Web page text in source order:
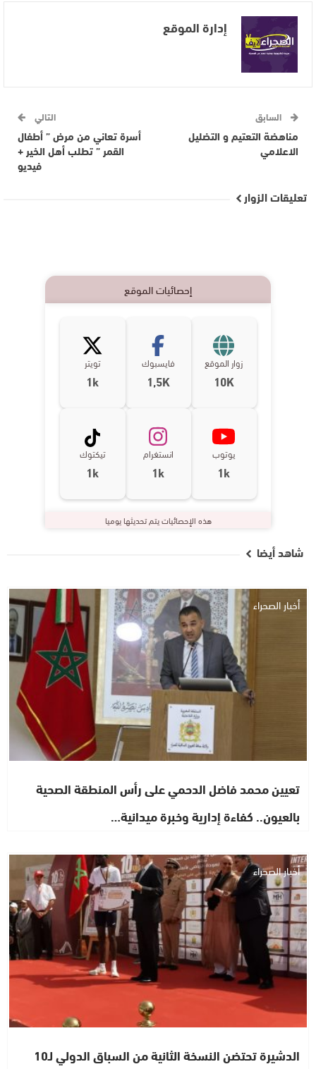
إدارة الموقع
السابق
مناهضة التعتيم و التضليل
الاعلامي
التالي
أسرة تعاني من مرض ” أطفال
القمر ” تطلب أهل الخير +
فيديو
تعليقات الزوار
إحصائيات الموقع
زوار الموقع
10K
فايسبوك
1,5K
تويتر
1k
يوتوب
1k
انستغرام
1k
تيكتوك
1k
هذه الإحصائيات يتم تحديثها يوميا
شاهد أيضا
أخبار الصحراء
تعيين محمد فاضل الدحمي على رأس المنطقة الصحية
بالعيون.. كفاءة إدارية وخبرة ميدانية…
أخبار الصحراء
الدشيرة تحتضن النسخة الثانية من السباق الدولي لـ10